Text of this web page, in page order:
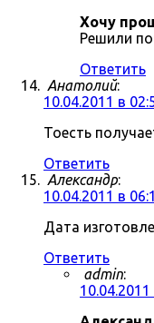
Хочу
Решили
Ответить
Анатолий:
10.04.2011 в
Тоесть
Ответить
Александр:
10.04.2011 в
Дата
Ответить
admin:
10.04.2011